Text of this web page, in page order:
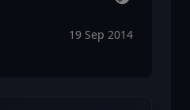
19 Sep 2014